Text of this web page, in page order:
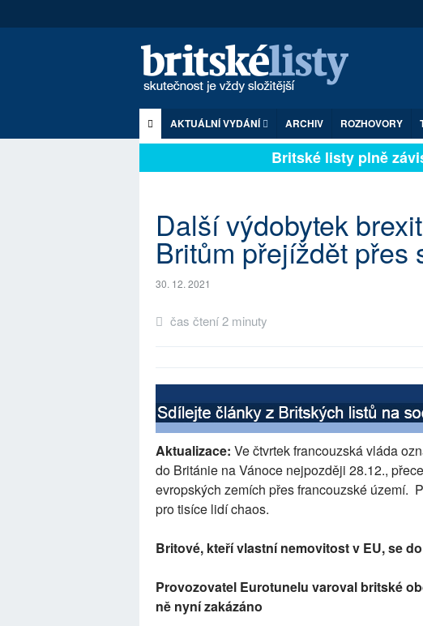
AKTUÁLNÍ VYDÁNÍ ARCHIV ROZHOVORY
Britské listy plně
Další výdobytek
Britům přejíždět přes
30. 12. 2021
čas čtení 2 minuty
Aktualizace: Ve čtvrtek francouzská vláda
do Británie na Vánoce nejpozději 28.12.,
evropských zemích přes francouzské území.
pro tisíce lidí chaos.
Britové, kteří vlastní nemovitost v EU, se
Provozovatel Eurotunelu varoval britské
ně nyní zakázáno